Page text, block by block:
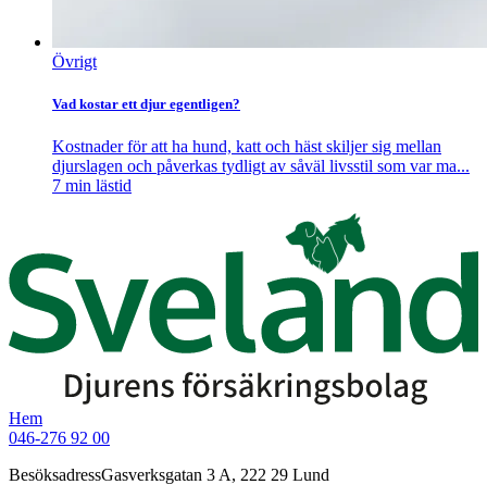
Övrigt
Vad kostar ett djur egentligen?
Kostnader för att ha hund, katt och häst skiljer sig mellan
djurslagen och påverkas tydligt av såväl livsstil som var ma...
7 min lästid
Hem
046-276 92 00
BesöksadressGasverksgatan 3 A, 222 29 Lund